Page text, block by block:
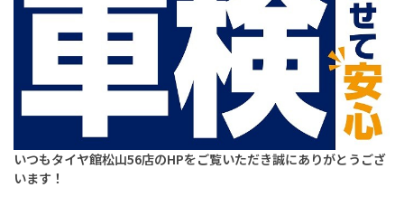
いつもタイヤ館松山56店のHPをご覧いただき誠にありがとうござ
います！